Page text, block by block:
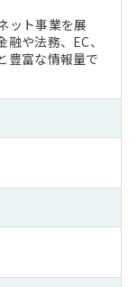
ット事業を展
や法務、EC、
豊富な情報量で